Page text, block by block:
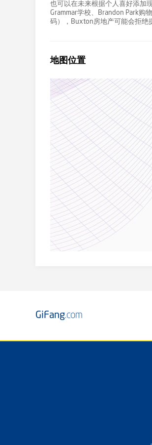
也可以在未来根据个人喜好添加
Grammar学校、Brandon Park购
码），Buxton房地产可能会拒绝
地图位置
GiFang.com